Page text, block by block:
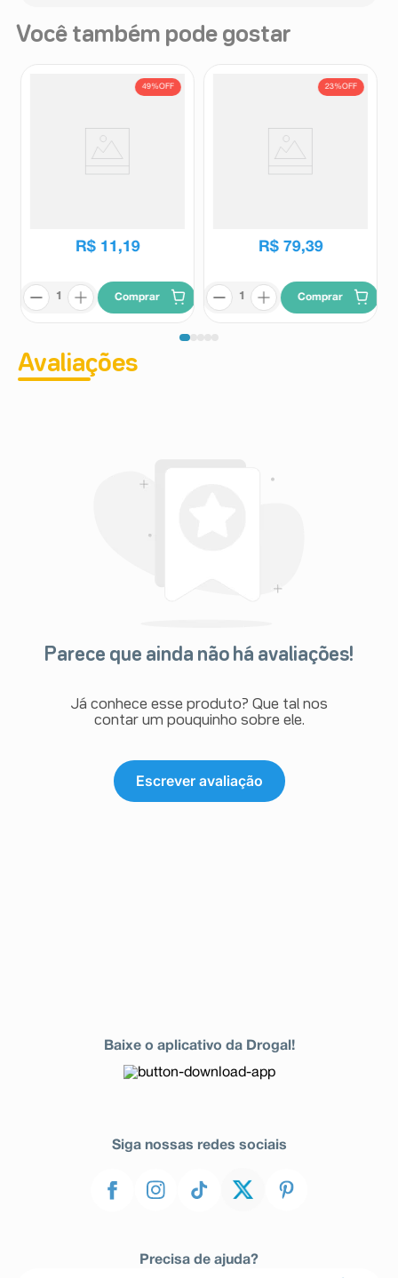
Você também pode gostar
49%OFF
R$ 11 ,19
Comprar
23%OFF
R$ 79,39
Comprar
Avaliações
Parece que ainda não há avaliações!
Já conhece esse produto? Que tal nos
contar um pouquinho sobre ele.
Escrever avaliação
Baixe o aplicativo da Drogal!
Siga nossas redes sociais
Precisa de ajuda?